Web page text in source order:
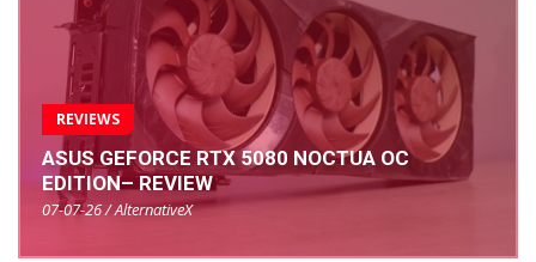
REVIEWS
ASUS GEFORCE RTX 5080 NOCTUA OC
EDITION– REVIEW
07-07-26 / AlternativeX